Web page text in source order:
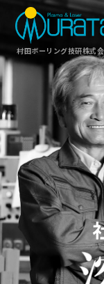
村田ボーリング技研株式